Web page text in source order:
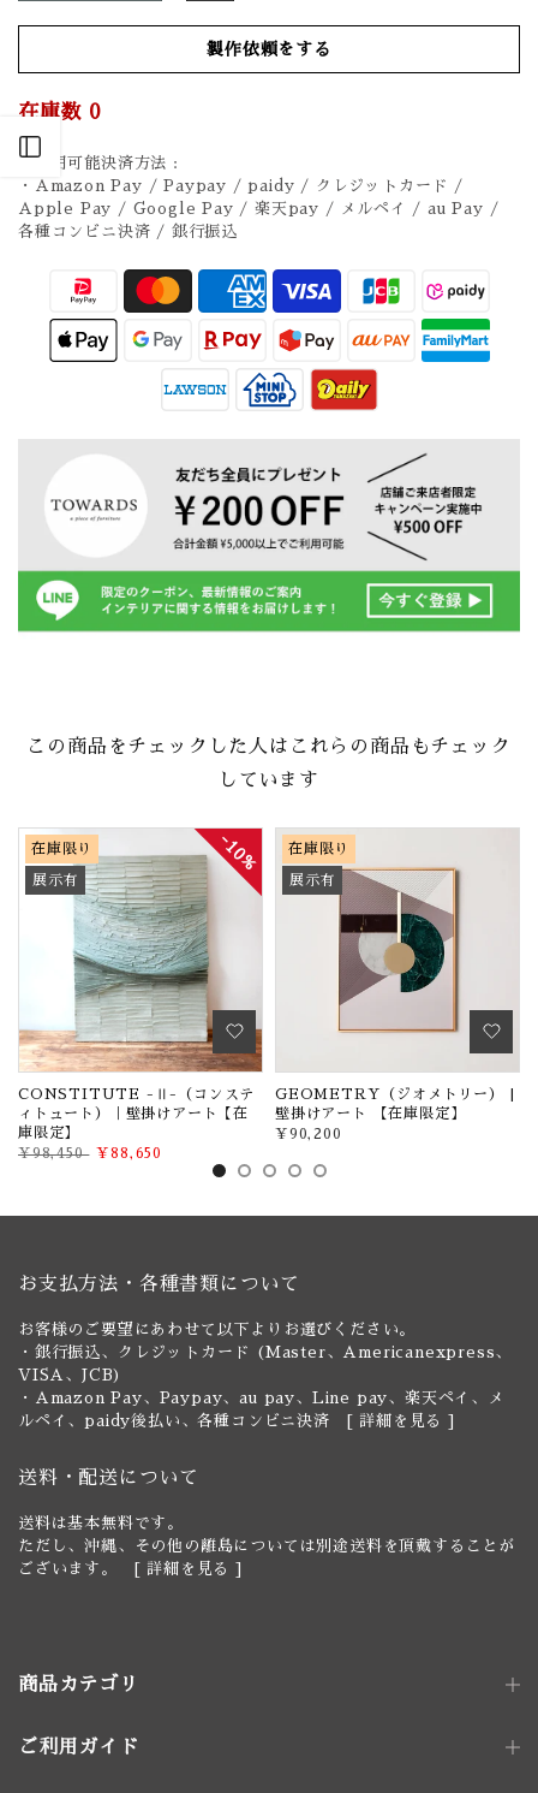
製作依頼をする
在庫数 0
ご利用可能決済方法 :
・Amazon Pay / Paypay / paidy / クレジットカード /
Apple Pay / Google Pay / 楽天pay / メルペイ / au Pay /
各種コンビニ決済 / 銀行振込
この商品をチェックした人はこれらの商品もチェック
しています
10%
在庫限り
展示有
CONSTITUTE -Ⅱ-（コンステ
ィトュート）｜壁掛けアート【在
庫限定】
¥98,450 ¥88,650
在庫限り
展示有
GEOMETRY（ジオメトリー） |
壁掛けアート 【在庫限定】
¥90,200
お支払方法・各種書類について
お客様のご要望にあわせて以下よりお選びください。
・銀行振込、クレジットカード (Master、Americanexpress、
VISA、JCB)
・Amazon Pay、Paypay、au pay、Line pay、楽天ペイ、メ
ルペイ、paidy後払い、各種コンビニ決済 [ 詳細を見る ]
送料・配送について
送料は基本無料です。
ただし、沖縄、その他の離島については別途送料を頂戴することが
ございます。 [ 詳細を見る ]
商品カテゴリ
照明器具
ご利用ガイド